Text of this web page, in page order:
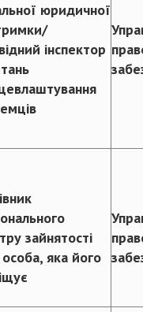
юридичної
інспектор
зайнятості
яка його